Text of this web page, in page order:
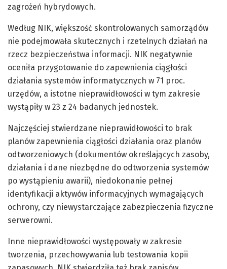
zagrożeń hybrydowych.
Według NIK, większość skontrolowanych samorządów
nie podejmowała skutecznych i rzetelnych działań na
rzecz bezpieczeństwa informacji. NIK negatywnie
oceniła przygotowanie do zapewnienia ciągłości
działania systemów informatycznych w 71 proc.
urzędów, a istotne nieprawidłowości w tym zakresie
wystąpiły w 23 z 24 badanych jednostek.
Najczęściej stwierdzane nieprawidłowości to brak
planów zapewnienia ciągłości działania oraz planów
odtworzeniowych (dokumentów określających zasoby,
działania i dane niezbędne do odtworzenia systemów
po wystąpieniu awarii), niedokonanie pełnej
identyfikacji aktywów informacyjnych wymagających
ochrony, czy niewystarczające zabezpieczenia fizyczne
serwerowni.
Inne nieprawidłowości występowały w zakresie
tworzenia, przechowywania lub testowania kopii